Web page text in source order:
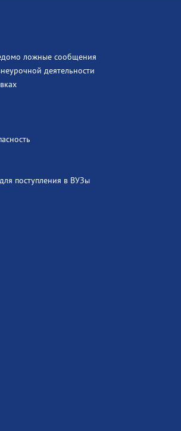
ложные сообщения
деятельности
поступления в ВУЗы